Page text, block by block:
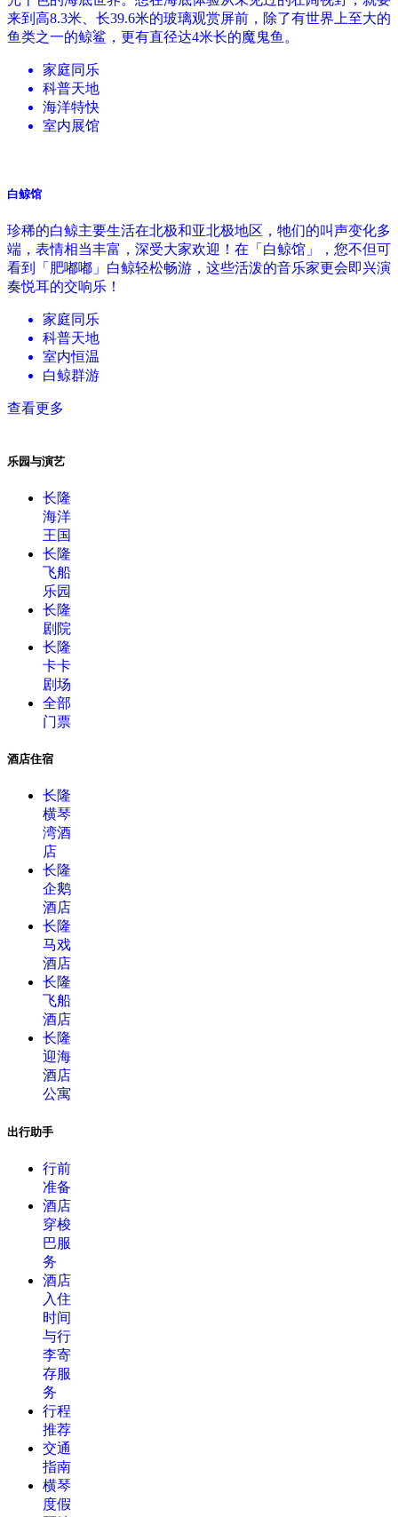
来到高8.3米、长39.6米的玻璃观赏屏前，除了有世界上至大的
鱼类之一的鲸鲨，更有直径达4米长的魔鬼鱼。
家庭同乐
科普天地
海洋特快
室内展馆
白鲸馆
珍稀的白鲸主要生活在北极和亚北极地区，牠们的叫声变化多
端，表情相当丰富，深受大家欢迎！在「白鲸馆」，您不但可
看到「肥嘟嘟」白鲸轻松畅游，这些活泼的音乐家更会即兴演
奏悦耳的交响乐！
家庭同乐
科普天地
室内恒温
白鲸群游
查看更多
乐园与演艺
长隆
海洋
王国
长隆
飞船
乐园
长隆
剧院
长隆
卡卡
剧场
全部
门票
酒店住宿
长隆
横琴
湾酒
店
长隆
企鹅
酒店
长隆
马戏
酒店
长隆
飞船
酒店
长隆
迎海
酒店
公寓
出行助手
行前
准备
酒店
穿梭
巴服
务
酒店
入住
时间
与行
李寄
存服
务
行程
推荐
交通
指南
横琴
度假